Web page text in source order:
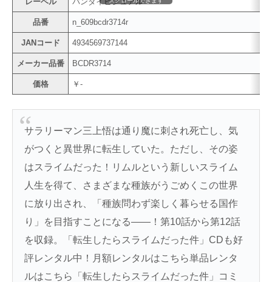
品番 n_609bcdr3714r
JANコード 4934569737144
メーカー品番 BCDR3714
価格 ￥-
サラリーマン三上悟は通り魔に刺され死亡し、気
がつくと異世界に転生していた。ただし、その姿
はスライムだった！リムルという新しいスライム
人生を得て、さまざまな種族がうごめくこの世界
に放り出され、「種族問わず楽しく暮らせる国作
り」を目指すことになる――！第10話から第12話
を収録。「転生したらスライムだった件」CDも好
評レンタル中！月額レンタルはこちら単品レンタ
ルはこちら「転生したらスライムだった件」コミ